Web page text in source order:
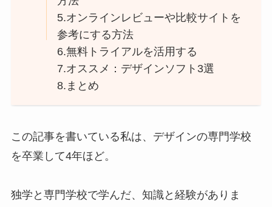
5.オンラインレビューや比較サイトを
参考にする方法
6.無料トライアルを活用する
7.オススメ：デザインソフト3選
8.まとめ
この記事を書いている私は、デザインの専門学校
を卒業して4年ほど。
独学と専門学校で学んだ、知識と経験がありま